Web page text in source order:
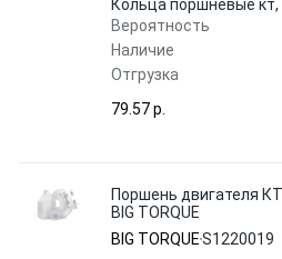
Кольца поршневые
Вероятность
Наличие
Отгрузка
79.57 p.
Поршень двигателя
BIG TORQUE
BIG TORQUES1220019